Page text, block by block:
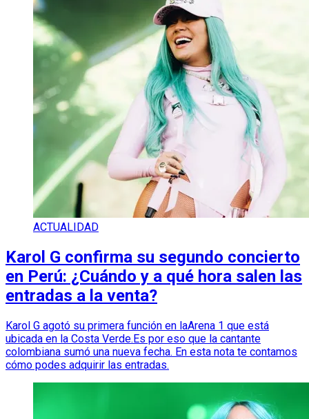
ACTUALIDAD
Karol G confirma su segundo concierto
en Perú: ¿Cuándo y a qué hora salen las
entradas a la venta?
Karol G agotó su primera función en laArena 1 que está
ubicada en la Costa Verde.Es por eso que la cantante
colombiana sumó una nueva fecha. En esta nota te contamos
cómo podes adquirir las entradas.